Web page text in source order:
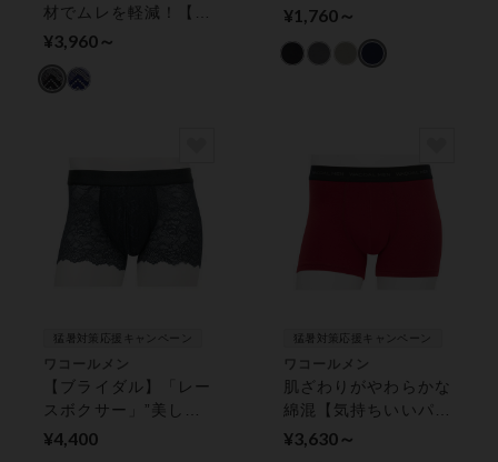
材でムレを軽減！【モ
ード柄・レースボクサ
パンツ
¥3,960～
なるような着用感！
¥1,760～
猛暑対策応援キャンペーン
ワコールメン
【ブライダル】「レー
スボクサー」”美し
さ”と”快適さ”を追求
¥4,400
猛暑対策応援キャンペーン
ワコールメン
肌ざわりがやわらかな
綿混【気持ちいいパン
ツ】 ボクサーパンツ
¥3,630～